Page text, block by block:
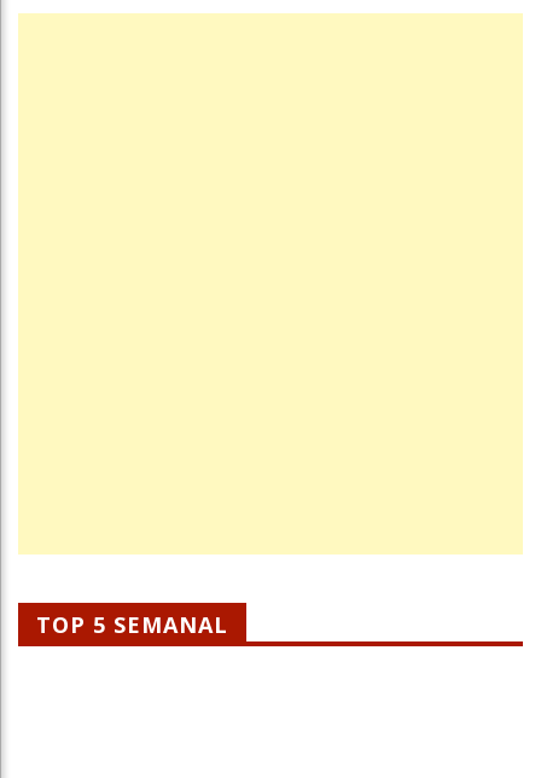
TOP 5 SEMANAL